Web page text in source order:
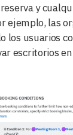
y
ejemplo, las
los usuarios
escritorios